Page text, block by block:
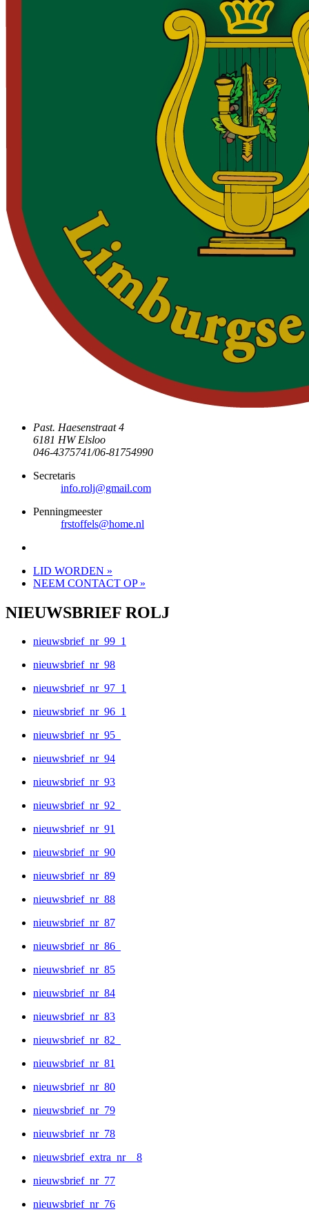
Past. Haesenstraat 4
6181 HW Elsloo
046-4375741/06-81754990
Secretaris
info.rolj@gmail.com
Penningmeester
frstoffels@home.nl
LID WORDEN »
NEEM CONTACT OP »
NIEUWSBRIEF ROLJ
nieuwsbrief_nr_99_1
nieuwsbrief_nr_98
nieuwsbrief_nr_97_1
nieuwsbrief_nr_96_1
nieuwsbrief_nr_95_
nieuwsbrief_nr_94
nieuwsbrief_nr_93
nieuwsbrief_nr_92_
nieuwsbrief_nr_91
nieuwsbrief_nr_90
nieuwsbrief_nr_89
nieuwsbrief_nr_88
nieuwsbrief_nr_87
nieuwsbrief_nr_86_
nieuwsbrief_nr_85
nieuwsbrief_nr_84
nieuwsbrief_nr_83
nieuwsbrief_nr_82_
nieuwsbrief_nr_81
nieuwsbrief_nr_80
nieuwsbrief_nr_79
nieuwsbrief_nr_78
nieuwsbrief_extra_nr__8
nieuwsbrief_nr_77
nieuwsbrief_nr_76